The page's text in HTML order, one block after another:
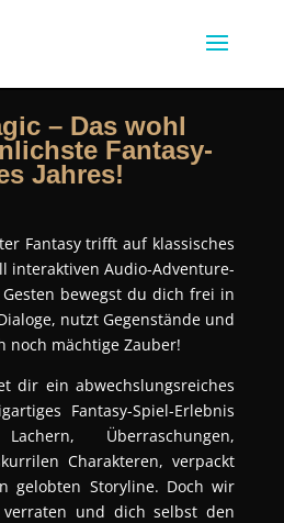
– Das wohl
Fantasy-
Jahres!
Fantasy trifft auf klassisches
interaktiven Audio-Adventure-
bewegst du dich frei in
nutzt Gegenstände und
noch mächtige Zauber!
dir ein abwechslungsreiches
Fantasy-Spiel-Erlebnis
Überraschungen,
Charakteren, verpackt
gelobten Storyline. Doch wir
und dich selbst den